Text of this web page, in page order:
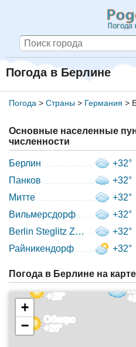
Погода в Берлине
Погода > Страны> Германия >
Основные населенные
численности
Берлин
+32°
Панков
+32°
Митте
+32°
Вильмерсдорф
+32°
Berlin Steglitz Zehlendorf+32°
Райникендорф
+32°
Погода в Берлине на карте
+25°
Обенро
+26°
+
−